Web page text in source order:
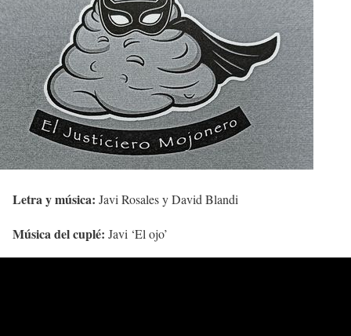
Letra y música: Javi Rosales y David Blandi
Música del cuplé: Javi ‘El ojo’